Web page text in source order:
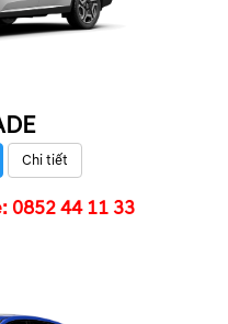
Chi tiết
0852 44 11 33